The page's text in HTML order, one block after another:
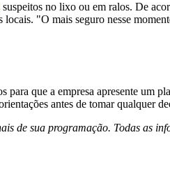
suspeitos no lixo ou em ralos. De
"O mais seguro nesse
que a empresa apresente um
antes de tomar qualquer
de sua programação. Todas as